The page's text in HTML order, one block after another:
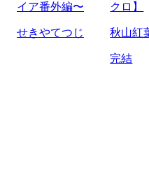
イア番外編〜
せきやてつじ
クロ】
秋山紅
完結